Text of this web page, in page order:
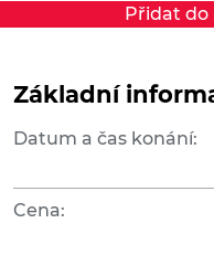
Přidat
Základní
Datum a čas konání:
Cena: